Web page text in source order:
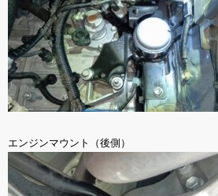
エンジンマウント（後側）